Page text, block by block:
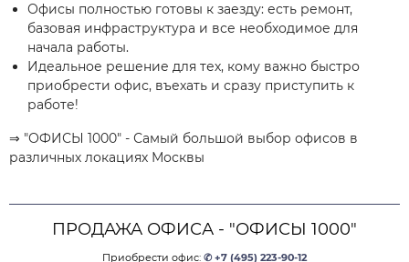
Офисы полностью готовы к заезду: есть ремонт,
базовая инфраструктура и все необходимое для
начала работы.
Идеальное решение для тех, кому важно быстро
приобрести офис, въехать и сразу приступить к
работе!
⇒ "ОФИСЫ 1000" - Самый большой выбор офисов в
различных локациях Москвы
ПРОДАЖА ОФИСА - "ОФИСЫ 1000"
Приобрести офис: ✆ +7 (495) 223-90-12